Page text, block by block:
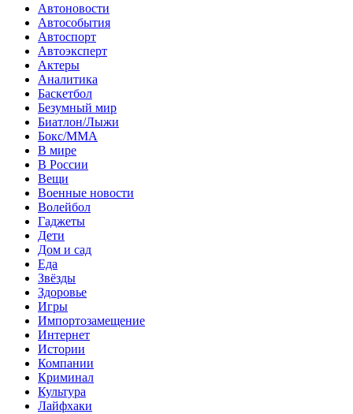
Автоновости
Автособытия
Автоспорт
Автоэксперт
Актеры
Аналитика
Баскетбол
Безумный мир
Биатлон/Лыжи
Бокс/MMA
В мире
В России
Вещи
Военные новости
Волейбол
Гаджеты
Дети
Дом и сад
Еда
Звёзды
Здоровье
Игры
Импортозамещение
Интернет
Истории
Компании
Криминал
Культура
Лайфхаки